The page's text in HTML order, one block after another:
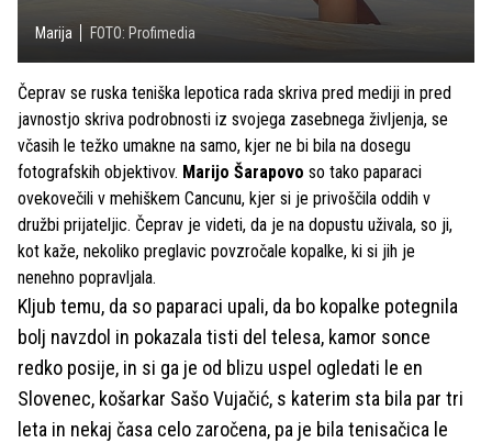
Marija FOTO: Profimedia
Čeprav se ruska teniška lepotica rada skriva pred mediji in pred
javnostjo skriva podrobnosti iz svojega zasebnega življenja, se
včasih le težko umakne na samo, kjer ne bi bila na dosegu
fotografskih objektivov. Marijo Šarapovo so tako paparaci
ovekovečili v mehiškem Cancunu, kjer si je privoščila oddih v
družbi prijateljic. Čeprav je videti, da je na dopustu uživala, so ji,
kot kaže, nekoliko preglavic povzročale kopalke, ki si jih je
nenehno popravljala.
Kljub temu, da so paparaci upali, da bo kopalke potegnila
bolj navzdol in pokazala tisti del telesa, kamor sonce
redko posije, in si ga je od blizu uspel ogledati le en
Slovenec, košarkar Sašo Vujačić, s katerim sta bila par tri
leta in nekaj časa celo zaročena, pa je bila tenisačica le